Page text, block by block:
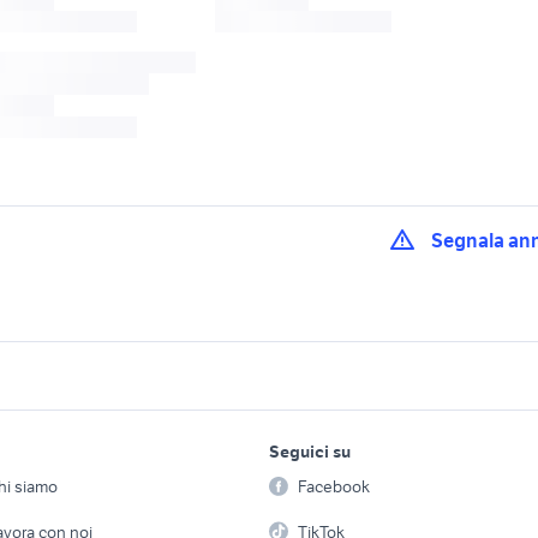
Segnala
trasporto barche
siamo
con noi
Seguici su
Facebook
TikTok